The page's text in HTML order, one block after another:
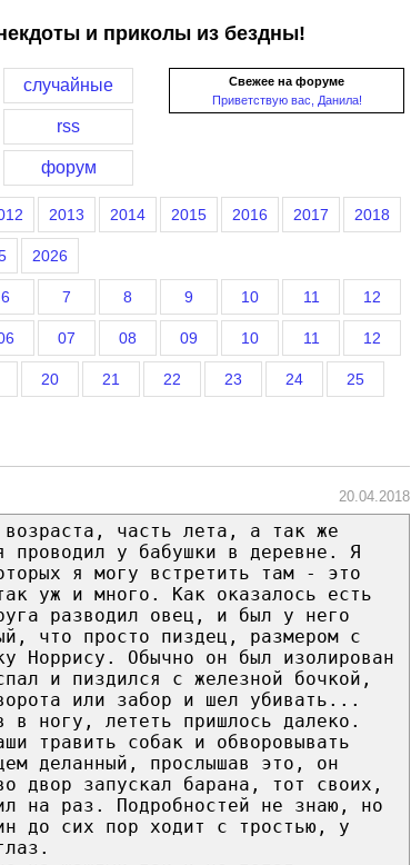
и приколы из бездны!
Свежее на форуме
Приветствую вас, Данила!
случайные
rss
форум
2013 2014 2015 2016 2017 2018
2026
6 7 8 9 10 11 12
07 08 09 10 11 12
20 21 22 23 24 25
20.04.2018
часть лета, а так же
проводил у бабушки в деревне. Я
я могу встретить там - это
уж и много. Как оказалось есть
разводил овец, и был у него
что просто пиздец, размером с
Норрису. Обычно он был изолирован
и пиздился с железной бочкой,
или забор и шел убивать...
ногу, лететь пришлось далеко.
травить собак и обворовывать
деланный, прослышав это, он
двор запускал барана, тот своих,
на раз. Подробностей не знаю, но
до сих пор ходит с тростью, у